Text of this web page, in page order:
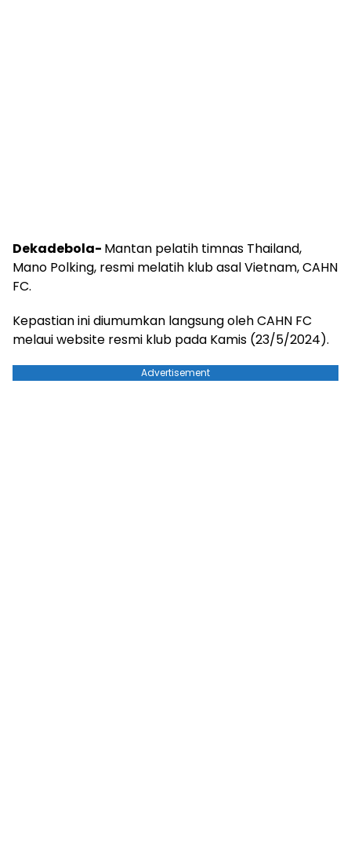
Dekadebola- Mantan pelatih timnas Thailand,
Mano Polking, resmi melatih klub asal Vietnam, CAHN
FC.
Kepastian ini diumumkan langsung oleh CAHN FC
melaui website resmi klub pada Kamis (23/5/2024).
Advertisement